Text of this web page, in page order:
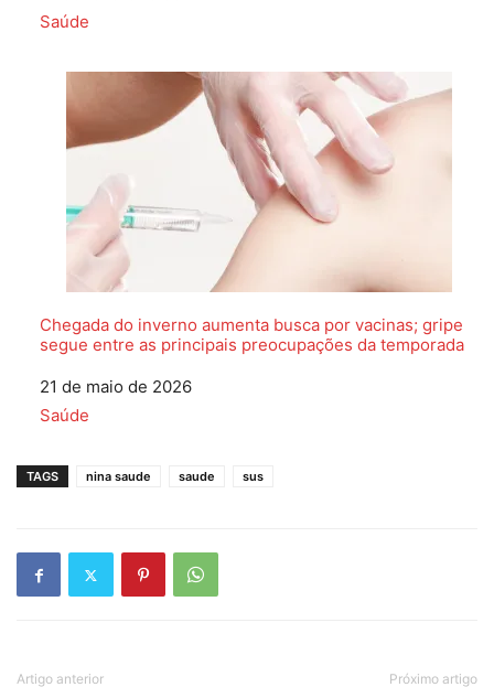
Em relação a
Saúde
Chegada do inverno aumenta busca por vacinas; gripe
segue entre as principais preocupações da temporada
Data
21 de maio de 2026
Em relação a
Saúde
TAGS nina saude saude sus
Artigo anterior Próximo artigo